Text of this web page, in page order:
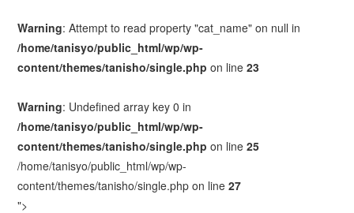
Warning: Attempt to read property "cat_name" on null in
/home/tanisyo/public_html/wp/wp-
content/themes/tanisho/single.php on line23
Warning: Undefined array key 0 in
/home/tanisyo/public_html/wp/wp-
content/themes/tanisho/single.php on line25
/home/tanisyo/public_html/wp/wp-
content/themes/tanisho/single.php on line27
">